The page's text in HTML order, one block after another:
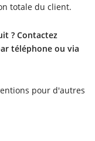
totale du client.
? Contactez
téléphone ou via
pour d'autres